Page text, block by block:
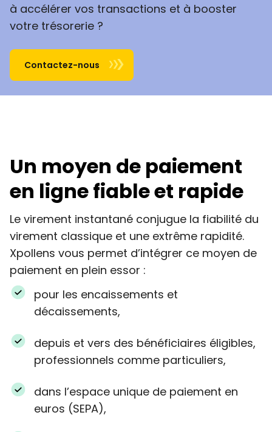
à accélérer vos transactions et à booster
votre trésorerie ?
Contactez-nous
Un moyen de paiement
en ligne fiable et rapide
Le virement instantané conjugue la fiabilité du
virement classique et une extrême rapidité.
Xpollens vous permet d’intégrer ce moyen de
paiement en plein essor :
pour les encaissements et
décaissements,
depuis et vers des bénéficiaires éligibles,
professionnels comme particuliers,
dans l’espace unique de paiement en
euros (SEPA),